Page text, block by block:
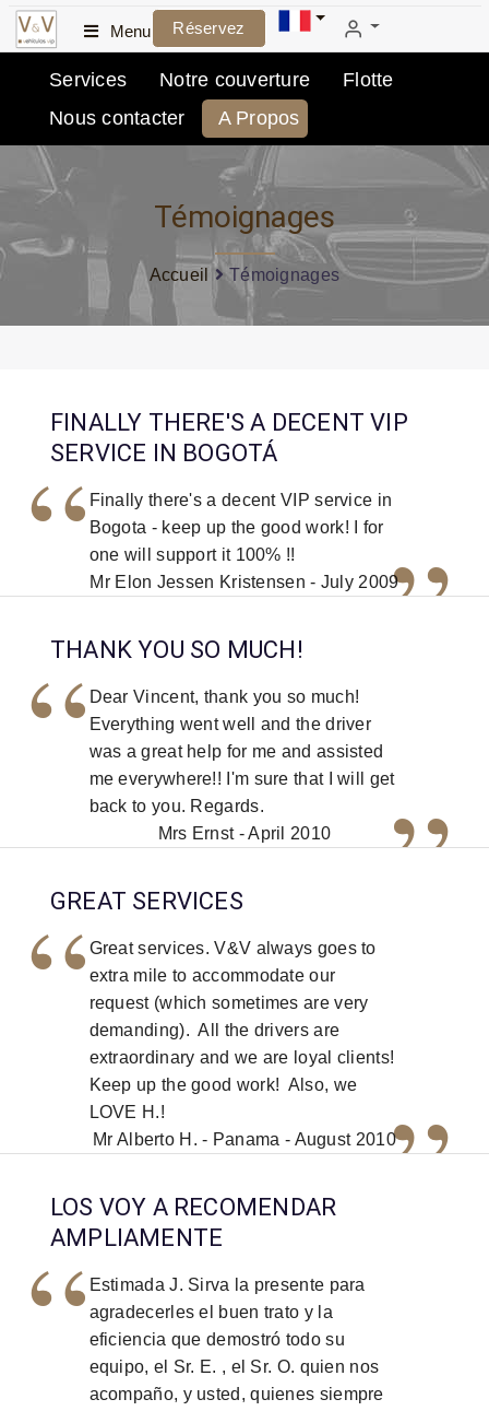
Menu Réservez
Services Notre couverture
Flotte
Nous contacter
A Propos
Témoignages
Accueil Témoignages
FINALLY THERE'S A DECENT VIP
SERVICE IN BOGOTÁ
“ Finally there's a decent VIP service in
Bogota - keep up the good work! I for
one will support it 100% !!
”
Mr Elon Jessen Kristensen - July 2009
THANK YOU SO MUCH!
“ Dear Vincent, thank you so much!
Everything went well and the driver
was a great help for me and assisted
me everywhere!! I'm sure that I will get
back to you. Regards.
”
Mrs Ernst - April 2010
GREAT SERVICES
“Great services. V&V always goes to
extra mile to accommodate our
request (which sometimes are very
demanding). All the drivers are
extraordinary and we are loyal clients!
Keep up the good work! Also, we
LOVE H.!
”
Mr Alberto H. - Panama - August 2010
LOS VOY A RECOMENDAR
AMPLIAMENTE
“ Estimada J. Sirva la presente para
agradecerles el buen trato y la
eficiencia que demostró todo su
equipo, el Sr. E. , el Sr. O. quien nos
acompaño, y usted, quienes siempre